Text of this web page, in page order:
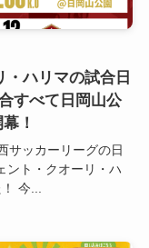
ハリマの試合日
すべて日岡山公
！
サッカーリーグの日
ント・クオーリ・ハ
今...